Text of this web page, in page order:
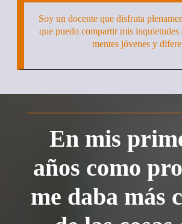
Soy un docente que disfruta
que puedo compartir mis inquietudes
mentes jóvenes y
En mis
años como
me daba más